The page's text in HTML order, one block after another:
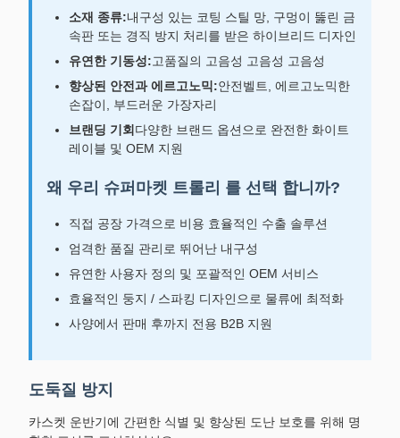
소재 종류:내구성 있는 코팅 스틸 망, 구멍이 뚫린 금
속판 또는 경직 방지 처리를 받은 하이브리드 디자인
유연한 기동성:고품질의 고음성 고음성 고음성
향상된 안전과 에르고노믹:안전벨트, 에르고노믹한
손잡이, 부드러운 가장자리
브랜딩 기회 다양한 브랜드 옵션으로 완전한 화이트
레이블 및 OEM 지원
왜 우리 슈퍼마켓 트롤리 를 선택 합니까?
직접 공장 가격으로 비용 효율적인 수출 솔루션
엄격한 품질 관리로 뛰어난 내구성
유연한 사용자 정의 및 포괄적인 OEM 서비스
효율적인 둥지 / 스파킹 디자인으로 물류에 최적화
사양에서 판매 후까지 전용 B2B 지원
도둑질 방지
카스켓 운반기에 간편한 식별 및 향상된 도난 보호를 위해 명